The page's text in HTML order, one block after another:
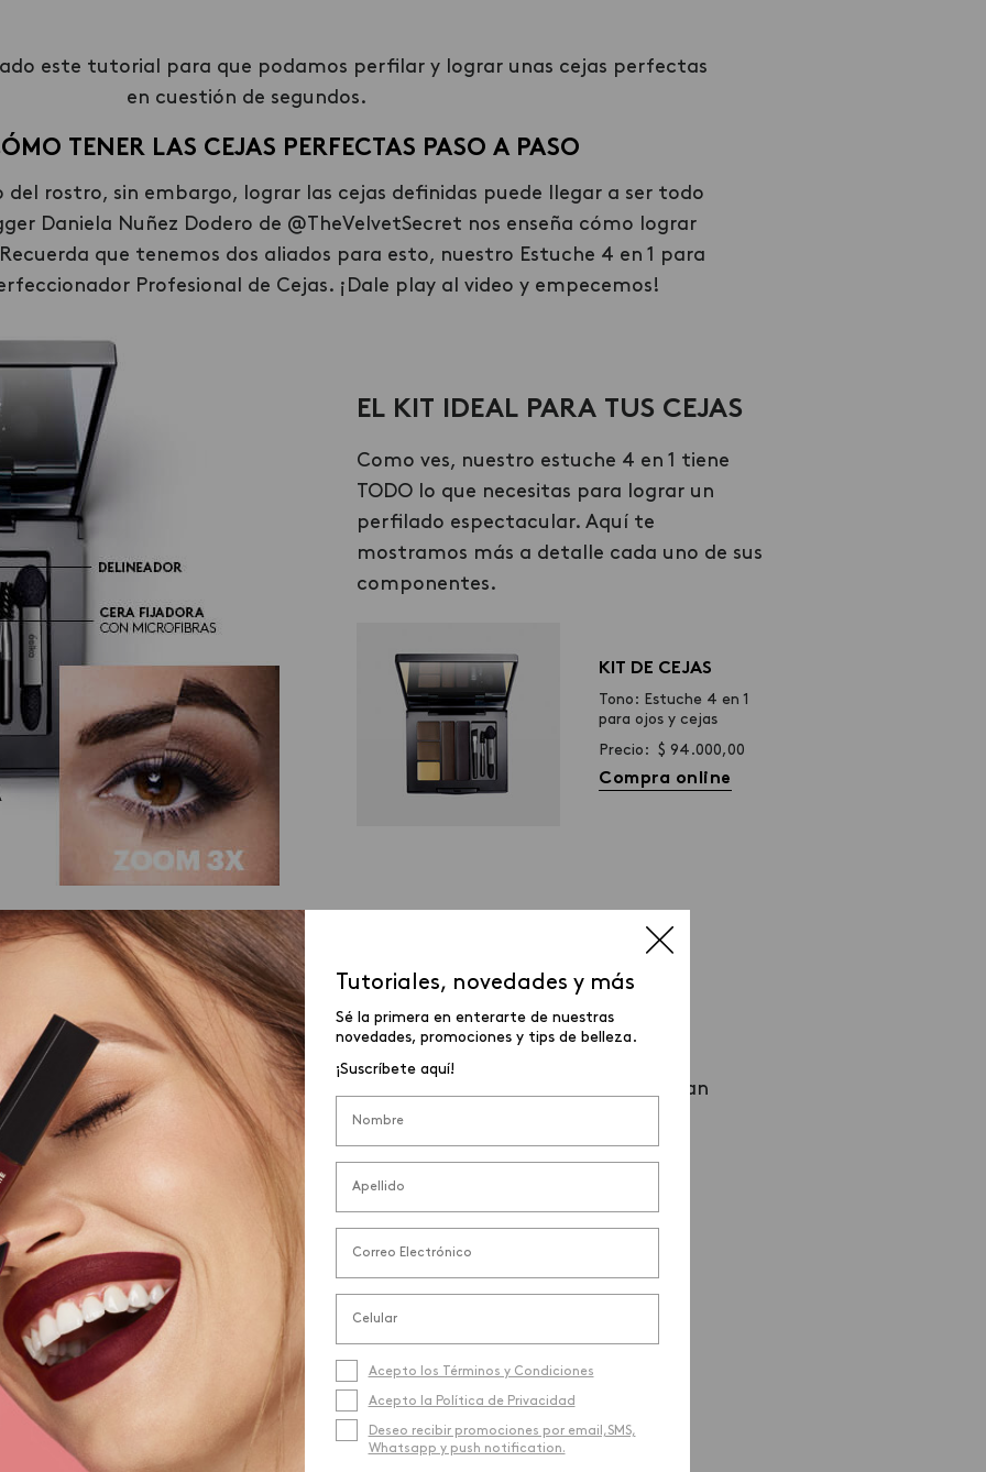
este tutorial para que podamos perfilar y lograr unas cejas perfectas
en cuestión de segundos.
TENER LAS CEJAS PERFECTAS PASO A PASO
del rostro, sin embargo, lograr las cejas definidas puede llegar a ser todo
Daniela Nuñez Dodero de @TheVelvetSecret nos enseña cómo lograr
que tenemos dos aliados para esto, nuestro Estuche 4 en 1 para
Profesional de Cejas. ¡Dale play al video y empecemos!
E L KIT IDEAL PARA TUS CEJAS
Como ves, nuestro estuche 4 en 1 tiene
TODO lo que necesitas para lograr un
perfilado espectacular. Aquí te
mostramos más a detalle cada uno de sus
componentes.
KIT DE CEJAS
Tono: Estuche 4 en 1
para ojos y cejas
Precio: $ 94.000,00
Compra online
NECESITAS PARA UN ACABADO NATURAL
super natural puedes optar por los
. Estos te ayudan
vacíos sin marcar demasiado y son perfectos para el día a día.
perfeccionador profesional de cejas,la punta es triangular para un
y además viene con un cepillo que sirve para difuminar el color
después del trazo.
¿Cómo lo uso? De este modo…
Tutoriales, novedades y más
Sé la primera en enterarte de nuestras
novedades, promociones y tips de belleza.
¡Suscríbete aquí!
Acepto los Términos y Condiciones
Acepto la Política de Privacidad
Deseo recibir promociones por email,SMS,
Whatsapp y push notification.